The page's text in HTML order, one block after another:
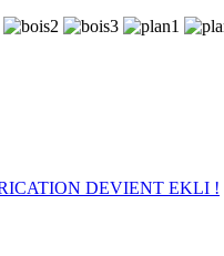
DEVIENT EKLI !